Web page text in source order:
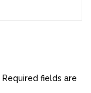
Required fields are